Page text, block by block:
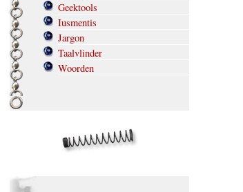
Geektools
Iusmentis
Jargon
Taalvlinder
Woorden